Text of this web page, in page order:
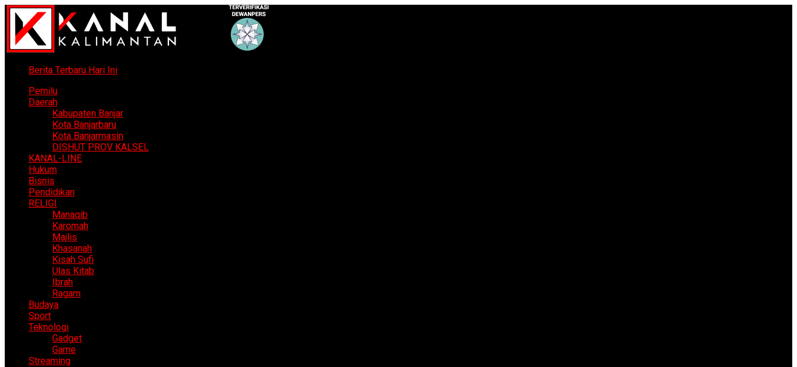
Berita Terbaru Hari Ini
Pemilu
Daerah
Kabupaten Banjar
Kota Banjarbaru
Kota Banjarmasin
DISHUT PROV KALSEL
KANAL-LINE
Hukum
Bisnis
Pendidikan
RELIGI
Manaqib
Karomah
Majlis
Khasanah
Kisah Sufi
Ulas Kitab
Ibrah
Ragam
Budaya
Sport
Teknologi
Gadget
Game
Streaming